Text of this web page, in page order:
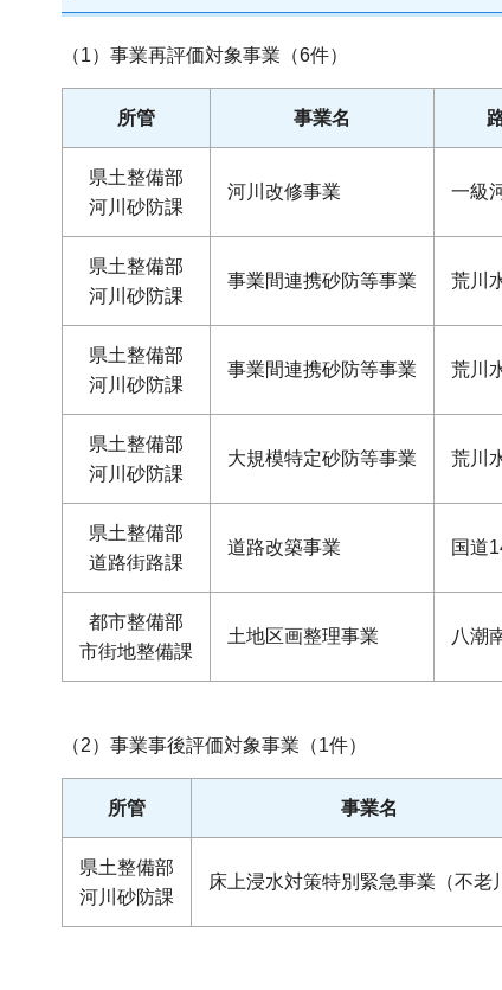
（1）事業再評価対象事業（6件）
所管 事業名
県土整備部
河川砂防課
河川改修事業 一級
県土整備部
河川砂防課
事業間連携砂防等事業 荒川
県土整備部
河川砂防課
事業間連携砂防等事業 荒川
県土整備部
河川砂防課
大規模特定砂防等事業 荒川
県土整備部
道路街路課
道路改築事業 国道
都市整備部
市街地整備課
土地区画整理事業 八潮
（2）事業事後評価対象事業（1件）
所管 事業名
県土整備部
河川砂防課
床上浸水対策特別緊急事業（不老